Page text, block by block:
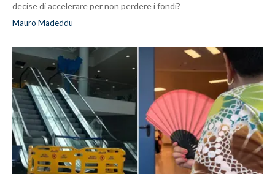
decise di accelerare per non perdere i fondi?
Mauro Madeddu